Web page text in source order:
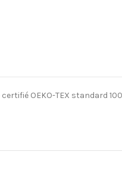
OEKO-TEX standard